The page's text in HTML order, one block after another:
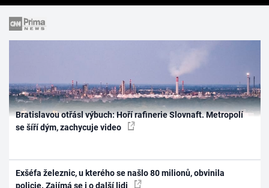
Bratislavou otřásl výbuch: Hoří rafinerie Slovnaft. Metropolí
se šíří dým, zachycuje video
Exšéfa železnic, u kterého se našlo 80 milionů, obvinila
policie. Zajímá se i o další lidi